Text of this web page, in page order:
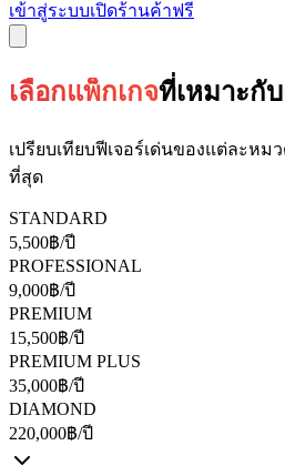
เข้าสู่ระบบเปิดร้านค้าฟรี
เลือกแพ็กเกจที่เหมาะกั
เปรียบเทียบฟีเจอร์เด่นของแต่ละห
ที่สุด
STANDARD
5,500฿/ปี
PROFESSIONAL
9,000฿/ปี
PREMIUM
15,500฿/ปี
PREMIUM PLUS
35,000฿/ปี
DIAMOND
220,000฿/ปี